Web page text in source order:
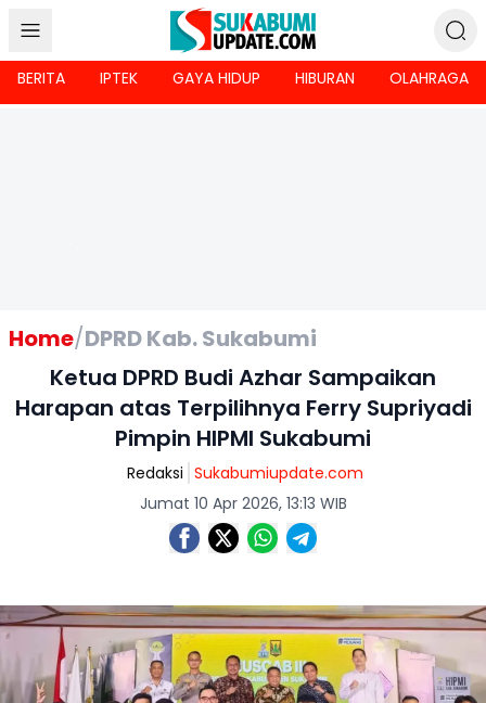
BERITA IPTEK GAYA HIDUP HIBURAN OLAHRAGA
Home/DPRD Kab. Sukabumi
Ketua DPRD Budi Azhar Sampaikan
Harapan atas Terpilihnya Ferry Supriyadi
Pimpin HIPMI Sukabumi
Redaksi Sukabumiupdate.com
Jumat 10 Apr 2026, 13:13 WIB